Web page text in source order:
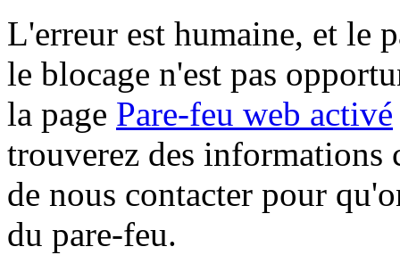
L'erreur est humaine, et le
le blocage n'est pas
la page Pare-feu web activé
trouverez des informations
de nous contacter pour
du pare-feu.